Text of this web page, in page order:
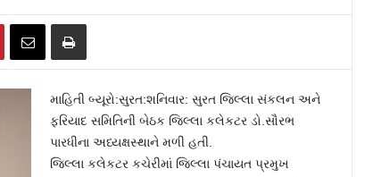
માહિતી બ્યૂરો:સુરત:શનિવાર: સુરત જિલ્લા સંકલન અને
ફરિયાદ સમિતિની બેઠક જિલ્લા કલેકટર ડો.સૌરભ
પારધીના અધ્યક્ષસ્થાને મળી હતી.
જિલ્લા કલેકટર કચેરીમાં જિલ્લા પંચાયત પ્રમુખ